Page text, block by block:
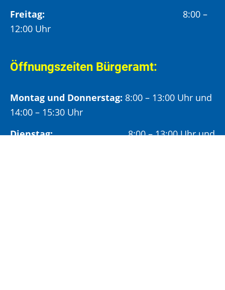
Freitag:
8:00 –
12:00 Uhr
Öffnungszeiten Bürgeramt:
Montag und Donnerstag: 8:00 – 13:00 Uhr und
14:00 – 15:30 Uhr
Dienstag:8:00 – 13:00 Uhr und